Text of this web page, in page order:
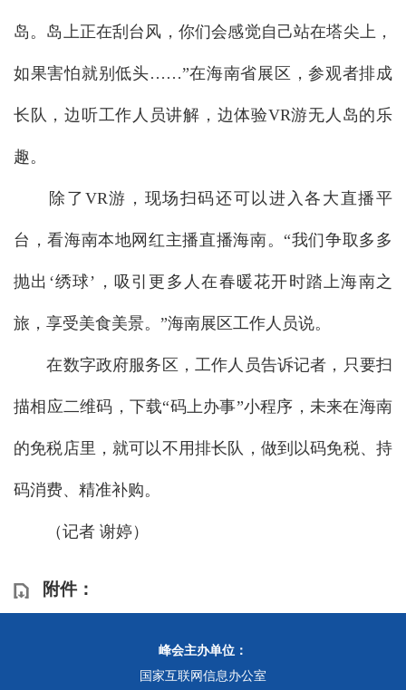
岛。岛上正在刮台风，你们会感觉自己站在塔尖上，
如果害怕就别低头……”在海南省展区，参观者排成
长队，边听工作人员讲解，边体验VR游无人岛的乐
趣。
除了VR游，现场扫码还可以进入各大直播平
台，看海南本地网红主播直播海南。“我们争取多多
抛出‘绣球’，吸引更多人在春暖花开时踏上海南之
旅，享受美食美景。”海南展区工作人员说。
在数字政府服务区，工作人员告诉记者，只要扫
描相应二维码，下载“码上办事”小程序，未来在海南
的免税店里，就可以不用排长队，做到以码免税、持
码消费、精准补购。
（记者 谢婷）
附件：
峰会主办单位：
国家互联网信息办公室